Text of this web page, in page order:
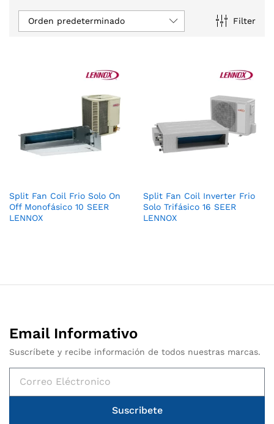
Filter
Orden predeterminado
Split Fan Coil Frio Solo On
Off Monofásico 10 SEER
LENNOX
Split Fan Coil Inverter Frio
Solo Trifásico 16 SEER
LENNOX
Email Informativo
Suscríbete y recibe información de todos nuestras marcas.
Suscribete